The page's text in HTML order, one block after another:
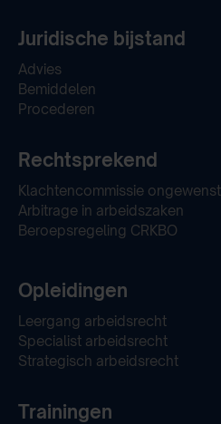
Juridische bijstand
Advies
Bemiddelen
Procederen
Rechtsprekend
Klachtencommissie
Arbitrage in arbeidszaken
Beroepsregeling CRKBO
Opleidingen
Leergang arbeidsrecht
Specialist arbeidsrecht
Strategisch arbeidsrecht
Trainingen